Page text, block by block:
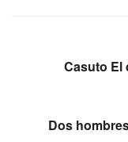
Casuto El
Dos